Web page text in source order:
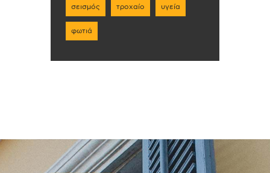
σεισμός τροχαίο υγεία
φωτιά